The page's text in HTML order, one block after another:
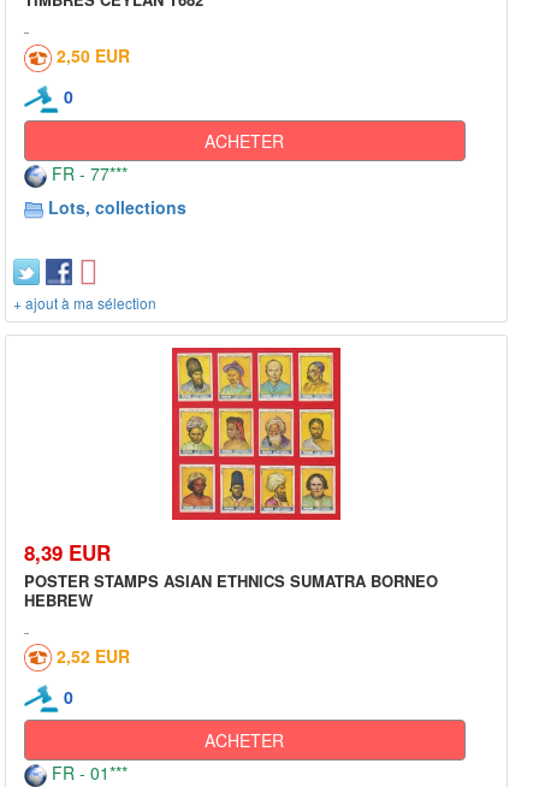
2,50 EUR
0
ACHETER
FR - 77***
Lots, collections
+ ajout à ma sélection
8,39 EUR
POSTER STAMPS ASIAN ETHNICS SUMATRA BORNEO
HEBREW
2,52 EUR
0
ACHETER
FR - 01***